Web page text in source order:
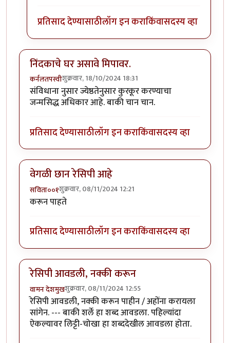
प्रतिसाद देण्यासाठीलॉग इन कराकिंवासदस्य व्हा
निंदकाचे घर असावे मिपावर.
कर्नलतपस्वीशुक्रवार, 18/10/2024 18:31
संविधाना नुसार ज्येष्ठतेनुसार कुरकूर करण्याचा
जन्मसिद्ध अधिकार आहे. बाकी चान चान.
प्रतिसाद देण्यासाठीलॉग इन कराकिंवासदस्य व्हा
वेगळी छान रेसिपी आहे
सविता००१शुक्रवार, 08/11/2024 12:21
करून पाहते
प्रतिसाद देण्यासाठीलॉग इन कराकिंवासदस्य व्हा
रेसिपी आवडली, नक्की करून
वामन देशमुखशुक्रवार, 08/11/2024 12:55
रेसिपी आवडली, नक्की करून पाहीन / अहोंना करायला
सांगेन. --- बाकी शर्ले हा शब्द आवडला. पहिल्यांदा
ऐकल्यावर लिट्टी-चोखा हा शब्ददेखील आवडला होता.